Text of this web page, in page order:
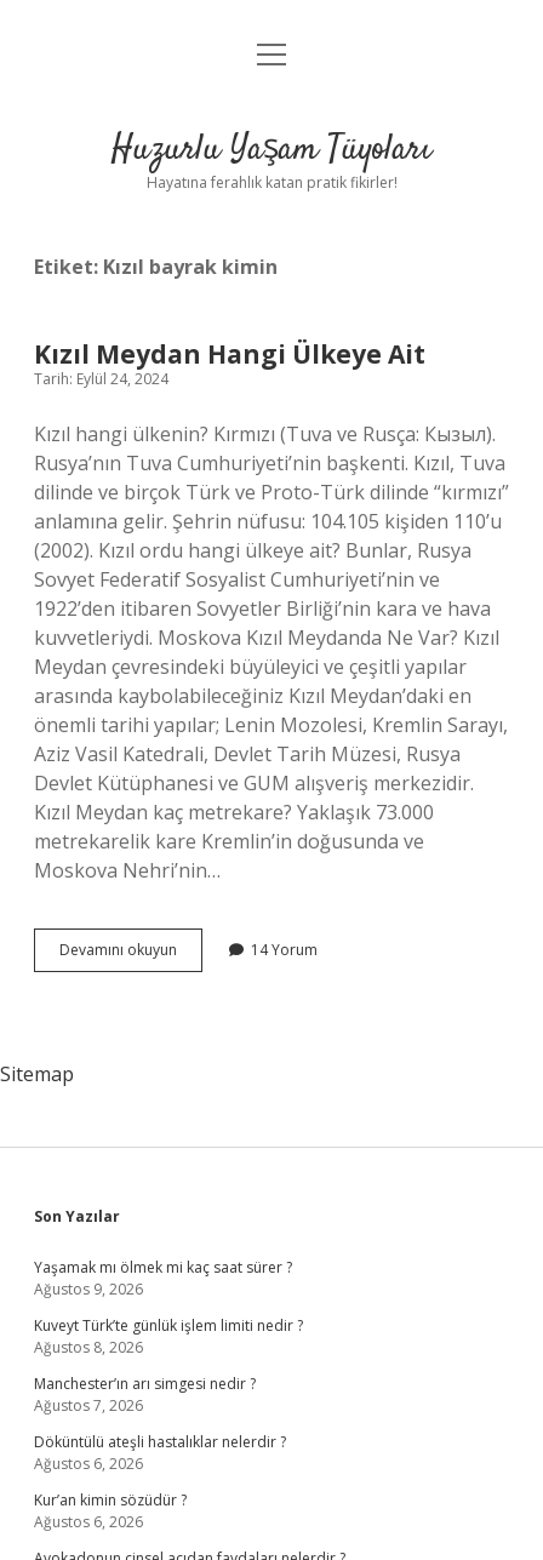
Anasayfa
Yasal Uyarı
menüyü
Huzurlu Yaşam Tüyoları
Hayatına ferahlık katan pratik fikirler!
Etiket: Kızıl bayrak kimin
Kızıl Meydan Hangi Ülkeye Ait
Tarih: Eylül 24, 2024
Kızıl hangi ülkenin? Kırmızı (Tuva ve Rusça: Кызыл).
Rusya’nın Tuva Cumhuriyeti’nin başkenti. Kızıl, Tuva
dilinde ve birçok Türk ve Proto-Türk dilinde “kırmızı”
anlamına gelir. Şehrin nüfusu: 104.105 kişiden 110’u
(2002). Kızıl ordu hangi ülkeye ait? Bunlar, Rusya
Sovyet Federatif Sosyalist Cumhuriyeti’nin ve
1922’den itibaren Sovyetler Birliği’nin kara ve hava
kuvvetleriydi. Moskova Kızıl Meydanda Ne Var? Kızıl
Meydan çevresindeki büyüleyici ve çeşitli yapılar
arasında kaybolabileceğiniz Kızıl Meydan’daki en
önemli tarihi yapılar; Lenin Mozolesi, Kremlin Sarayı,
Aziz Vasil Katedrali, Devlet Tarih Müzesi, Rusya
Devlet Kütüphanesi ve GUM alışveriş merkezidir.
Kızıl Meydan kaç metrekare? Yaklaşık 73.000
metrekarelik kare Kremlin’in doğusunda ve
Moskova Nehri’nin…
Devamını okuyun
Meydan
14 Yorum
Sitemap
Sidebar
Son Yazılar
Yaşamak mı ölmek mi kaç saat sürer ?
Ağustos 9, 2026
Kuveyt Türk’te günlük işlem limiti nedir ?
Ağustos 8, 2026
Manchester’ın arı simgesi nedir ?
Ağustos 7, 2026
Döküntülü ateşli hastalıklar nelerdir ?
Ağustos 6, 2026
Kur’an kimin sözüdür ?
Ağustos 6, 2026